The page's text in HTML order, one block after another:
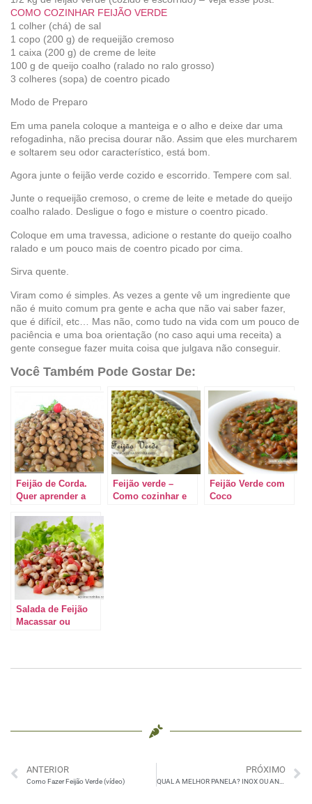
COMO COZINHAR FEIJÃO VERDE
1 colher (chá) de sal
1 copo (200 g) de requeijão cremoso
1 caixa (200 g) de creme de leite
100 g de queijo coalho (ralado no ralo grosso)
3 colheres (sopa) de coentro picado
Modo de Preparo
Em uma panela coloque a manteiga e o alho e deixe dar uma
refogadinha, não precisa dourar não. Assim que eles murcharem
e soltarem seu odor característico, está bom.
Agora junte o feijão verde cozido e escorrido. Tempere com sal.
Junte o requeijão cremoso, o creme de leite e metade do queijo
coalho ralado. Desligue o fogo e misture o coentro picado.
Coloque em uma travessa, adicione o restante do queijo coalho
ralado e um pouco mais de coentro picado por cima.
Sirva quente.
Viram como é simples. As vezes a gente vê um ingrediente que
não é muito comum pra gente e acha que não vai saber fazer,
que é difícil, etc… Mas não, como tudo na vida com um pouco de
paciência e uma boa orientação (no caso aqui uma receita) a
gente consegue fazer muita coisa que julgava não conseguir.
Você Também Pode Gostar De:
Feijão de Corda.
Quer aprender a
Feijão verde –
Como cozinhar e
Feijão Verde com
Coco
Salada de Feijão
Macassar ou
ANTERIOR
Como Fazer Feijão Verde (vídeo)
PRÓXIMO
QUAL A MELHOR PANELA? INOX OU ANTIADERENTE